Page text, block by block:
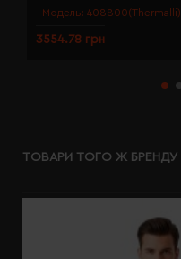
Модель: 408800(Thermalli)
3554.78 грн
ТОВАРИ ТОГО Ж БРЕНДУ